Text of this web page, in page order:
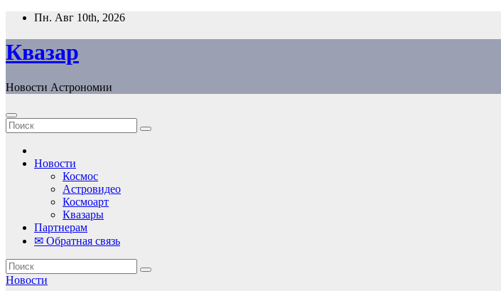
Перейти
содержанию
Пн. Авг 10th, 2026
Квазар
Новости Астрономии
Новости
Космос
Астровидео
Космоарт
Квазары
Партнерам
✉ Обратная связь
Новости